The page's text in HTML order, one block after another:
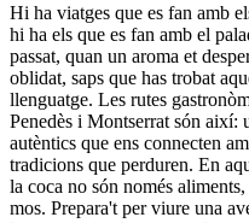
Hi ha viatges que es fan amb
hi ha els que es fan amb el
passat, quan un aroma et
oblidat, saps que has trobat
llenguatge. Les rutes
Penedès i Montserrat són així:
autèntics que ens connecten
tradicions que perduren. En
la coca no són només
mos. Prepara't per viure una